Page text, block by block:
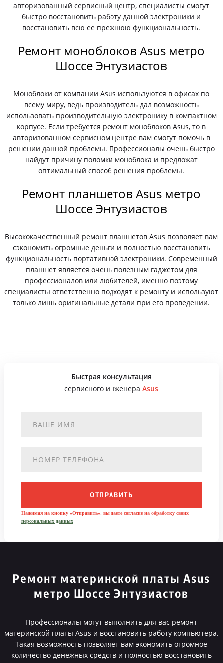
авторизованный сервисный центр, специалисты смогут
быстро восстановить работу данной электроники и
восстановить всю ее прежнюю функциональность.
Ремонт моноблоков Asus метро
Шоссе Энтузиастов
Моноблоки от компании Asus используются в офисах по
всему миру, ведь производитель дал возможность
использовать производительную электронику в компактном
корпусе. Если требуется ремонт моноблоков Asus, то в
авторизованном сервисном центре вам смогут помочь в
решении данной проблемы. Профессионалы очень быстро
найдут причину поломки моноблока и предложат
оптимальный способ решения проблемы.
Ремонт планшетов Asus метро
Шоссе Энтузиастов
Высококачественный ремонт планшетов Asus позволяет вам
сэкономить огромные деньги и полностью восстановить
функциональность портативной электроники. Современный
планшет является очень полезным гаджетом для
профессионалов или любителей, именно поэтому
специалисты ответственно подходят к ремонту и используют
только лишь оригинальные детали при его проведении.
Быстрая консультация
сервисного инженераAsus
ОТПРАВИТЬ
Нажимая на кнопку «Отправить», вы даете согласие на обработку своих
персональных данных
Ремонт материнской платы Asus
метро Шоссе Энтузиастов
Профессионалы могут выполнить для вас ремонт
материнской платы Asus и восстановить работу компьютера.
Такая возможность позволяет вам экономить огромное
количество денежных средств и полностью восстановить